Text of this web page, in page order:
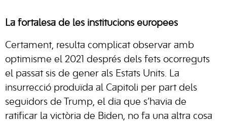
La fortalesa de les institucions europees
Certament, resulta complicat observar amb
optimisme el 2021 després dels fets ocorreguts
el passat sis de gener als Estats Units. La
insurrecció produïda al Capitoli per part dels
seguidors de Trump, el dia que s’havia de
ratificar la victòria de Biden, no fa una altra cosa